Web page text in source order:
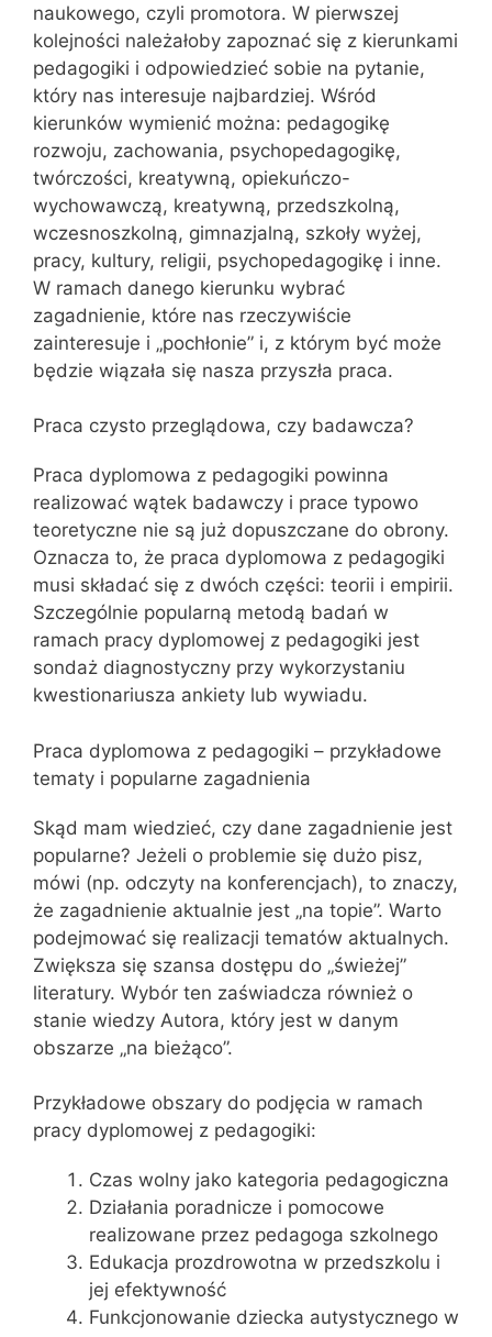
naukowego, czyli promotora. W pierwszej
kolejności należałoby zapoznać się z kierunkami
pedagogiki i odpowiedzieć sobie na pytanie,
który nas interesuje najbardziej. Wśród
kierunków wymienić można: pedagogikę
rozwoju, zachowania, psychopedagogikę,
twórczości, kreatywną, opiekuńczo-
wychowawczą, kreatywną, przedszkolną,
wczesnoszkolną, gimnazjalną, szkoły wyżej,
pracy, kultury, religii, psychopedagogikę i inne.
W ramach danego kierunku wybrać
zagadnienie, które nas rzeczywiście
zainteresuje i „pochłonie” i, z którym być może
będzie wiązała się nasza przyszła praca.
Praca czysto przeglądowa, czy badawcza?
Praca dyplomowa z pedagogiki powinna
realizować wątek badawczy i prace typowo
teoretyczne nie są już dopuszczane do obrony.
Oznacza to, że praca dyplomowa z pedagogiki
musi składać się z dwóch części: teorii i empirii.
Szczególnie popularną metodą badań w
ramach pracy dyplomowej z pedagogiki jest
sondaż diagnostyczny przy wykorzystaniu
kwestionariusza ankiety lub wywiadu.
Praca dyplomowa z pedagogiki – przykładowe
tematy i popularne zagadnienia
Skąd mam wiedzieć, czy dane zagadnienie jest
popularne? Jeżeli o problemie się dużo pisz,
mówi (np. odczyty na konferencjach), to znaczy,
że zagadnienie aktualnie jest „na topie”. Warto
podejmować się realizacji tematów aktualnych.
Zwiększa się szansa dostępu do „świeżej”
literatury. Wybór ten zaświadcza również o
stanie wiedzy Autora, który jest w danym
obszarze „na bieżąco”.
Przykładowe obszary do podjęcia w ramach
pracy dyplomowej z pedagogiki:
Czas wolny jako kategoria pedagogiczna
Działania poradnicze i pomocowe
realizowane przez pedagoga szkolnego
Edukacja prozdrowotna w przedszkolu i
jej efektywność
Funkcjonowanie dziecka autystycznego w